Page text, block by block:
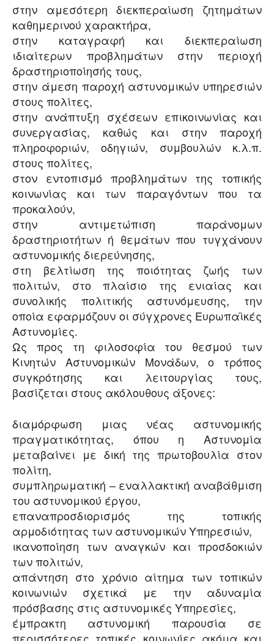
στην αμεσότερη διεκπεραίωση ζητημάτων
καθημερινού χαρακτήρα,
στην καταγραφή και διεκπεραίωση
ιδιαίτερων προβλημάτων στην περιοχή
δραστηριοποίησής τους,
στην άμεση παροχή αστυνομικών υπηρεσιών
στους πολίτες,
στην ανάπτυξη σχέσεων επικοινωνίας και
συνεργασίας, καθώς και στην παροχή
πληροφοριών, οδηγιών, συμβουλών κ.λ.π.
στους πολίτες,
στον εντοπισμό προβλημάτων της τοπικής
κοινωνίας και των παραγόντων που τα
προκαλούν,
στην αντιμετώπιση παράνομων
δραστηριοτήτων ή θεμάτων που τυγχάνουν
αστυνομικής διερεύνησης,
στη βελτίωση της ποιότητας ζωής των
πολιτών, στο πλαίσιο της ενιαίας και
συνολικής πολιτικής αστυνόμευσης, την
οποία εφαρμόζουν οι σύγχρονες Ευρωπαϊκές
Αστυνομίες.
Ως προς τη φιλοσοφία του θεσμού των
Κινητών Αστυνομικών Μονάδων, ο τρόπος
συγκρότησης και λειτουργίας τους,
βασίζεται στους ακόλουθους άξονες:
διαμόρφωση μιας νέας αστυνομικής
πραγματικότητας, όπου η Αστυνομία
μεταβαίνει με δική της πρωτοβουλία στον
πολίτη,
συμπληρωματική – εναλλακτική αναβάθμιση
του αστυνομικού έργου,
επαναπροσδιορισμός της τοπικής
αρμοδιότητας των αστυνομικών Υπηρεσιών,
ικανοποίηση των αναγκών και προσδοκιών
των πολιτών,
απάντηση στο χρόνιο αίτημα των τοπικών
κοινωνιών σχετικά με την αδυναμία
πρόσβασης στις αστυνομικές Υπηρεσίες,
έμπρακτη αστυνομική παρουσία σε
περισσότερες τοπικές κοινωνίες ακόμα και